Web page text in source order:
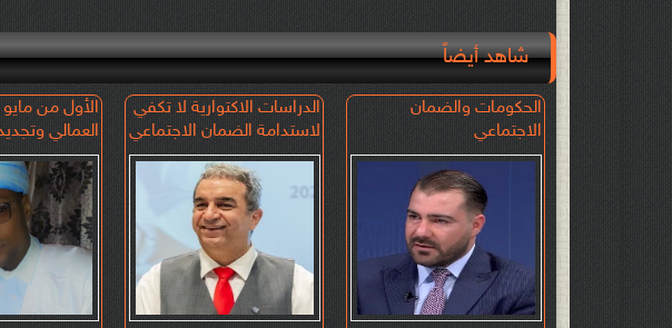
شاهد أيضاً
الأول من
العمالي
أجل الكرامة
الاجتماعية
الدراسات الاكتوارية لا تكفي
لاستدامة الضمان الاجتماعي
الحكومات والضمان
الاجتماعي